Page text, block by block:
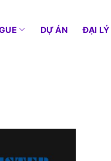
DỰ ÁN ĐẠI LÝ